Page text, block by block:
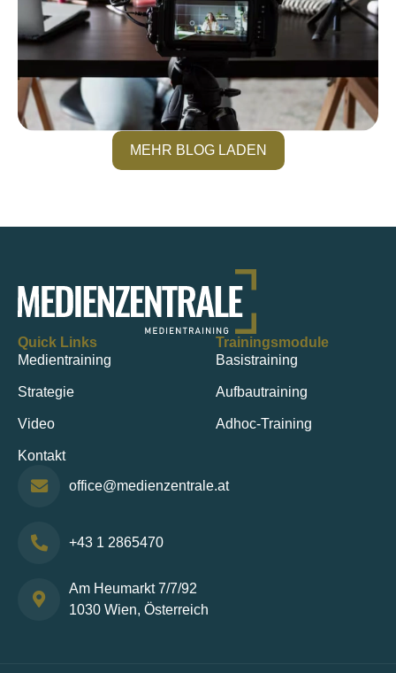
MEHR BLOG LADEN
Quick Links
Medientraining
Strategie
Video
Kontakt
Trainingsmodule
Basistraining
Aufbautraining
Adhoc-Training
office@medienzentrale.at
+43 1 2865470
Am Heumarkt 7/7/92
1030 Wien, Österreich